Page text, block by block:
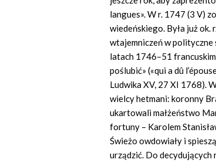
langues». W r. 1747 (3 V)
wiedeńskiego. Była już ok.
wtajemniczeń w polityczne
latach 1746–51
poślubić» («qui a dû
Ludwika XV, 27 XI 1768).
wielcy hetmani: koronny
ukartowali małżeństwo
fortuny – Karolem
Świeżo owdowiały i
urządzić. Do decydujących